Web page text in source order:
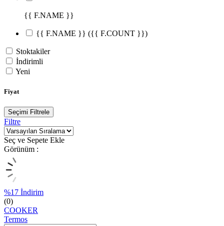
{{ F.NAME }}
{{ F.NAME }} ({{ F.COUNT }})
Stoktakiler
İndirimli
Yeni
Fiyat
Seçimi Filtrele
Filtre
Seç ve Sepete Ekle
Görünüm :
%17 İndirim
(0)
COOKER
Termos